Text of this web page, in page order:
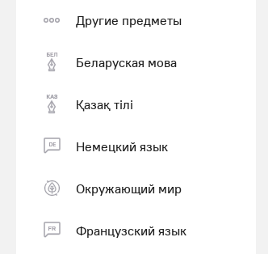
Другие предметы
Беларуская мова
Қазақ тiлi
Немецкий язык
Окружающий мир
Французский язык